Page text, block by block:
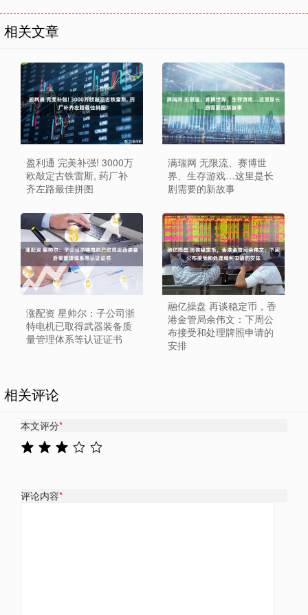
相关文章
盈利通 完美补强! 3000万
欧敲定古铁雷斯, 药厂补
齐左路最佳拼图
满瑞网 无限流、赛博世
界、生存游戏…这里是长
剧需要的新故事
涨配资 星帅尔：子公司浙
特电机已取得武器装备质
量管理体系等认证证书
融亿操盘 再谈稳定币，香
港金管局余伟文：下周公
布接受和处理牌照申请的
安排
相关评论
本文评分*
评论内容*